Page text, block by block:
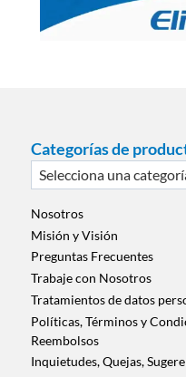
Categorías de
Selecciona
una
categoría
Nosotros
Misión y Visión
Preguntas Frecuentes
Trabaje con Nosotros
Tratamientos de datos
Políticas, Términos y
Reembolsos
Inquietudes, Quejas,